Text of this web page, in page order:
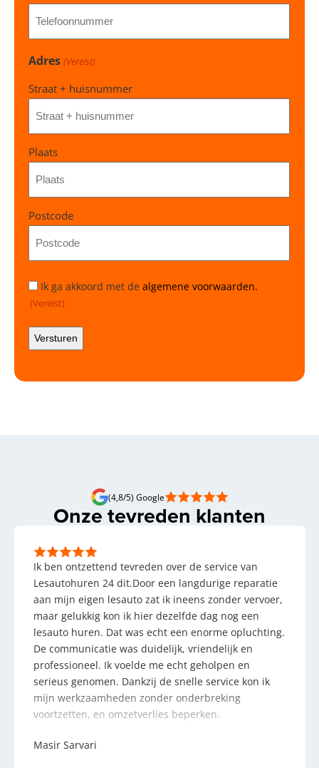
Adres (Vereist)
Straat + huisnummer
Plaats
Postcode
Instemming
(Vereist)
Ik ga akkoord met dealgemene voorwaarden.
(Vereist)
(4,8/5) Google
Onze tevreden klanten
Ik ben ontzettend tevreden over de service van
Lesautohuren 24 dit.Door een langdurige reparatie
aan mijn eigen lesauto zat ik ineens zonder vervoer,
maar gelukkig kon ik hier dezelfde dag nog een
lesauto huren. Dat was echt een enorme opluchting.
De communicatie was duidelijk, vriendelijk en
professioneel. Ik voelde me echt geholpen en
serieus genomen. Dankzij de snelle service kon ik
mijn werkzaamheden zonder onderbreking
voortzetten, en omzetverlies beperken.
Masir Sarvari